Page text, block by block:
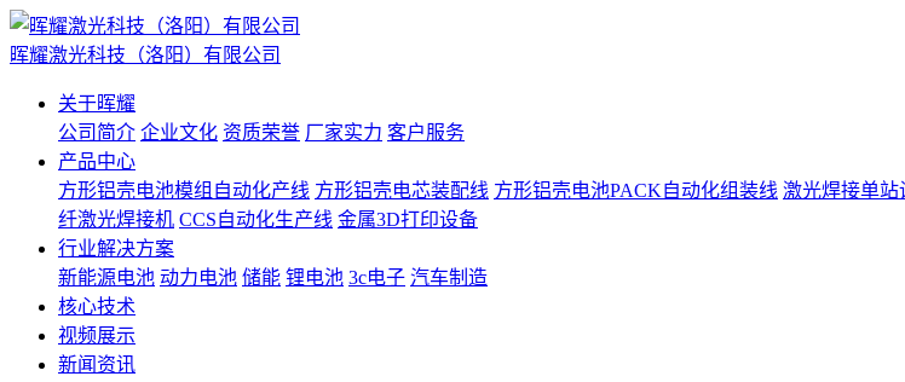
晖耀激光科技（洛阳）有限公司
关于晖耀
公司简介 企业文化 资质荣誉 厂家实力 客户服务
产品中心
方形铝壳电池模组自动化产线 方形铝壳电芯装配线 方形铝壳电池PACK自动化组装线 激光焊接单站
纤激光焊接机 CCS自动化生产线 金属3D打印设备
行业解决方案
新能源电池 动力电池 储能 锂电池 3c电子 汽车制造
核心技术
视频展示
新闻资讯